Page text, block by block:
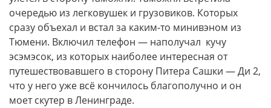
очередью из легковушек и грузовиков. Которых
сразу объехал и встал за каким-то минивэном из
Тюмени. Включил телефон — наполучал кучу
эсэмэсок, из которых наиболее интересная от
путешествовавшего в сторону Питера Сашки — Ди 2,
что у него уже всё кончилось благополучно и он
моет скутер в Ленинграде.